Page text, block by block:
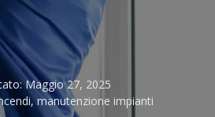
Maggio 27, 2025
,manutenzione impianti